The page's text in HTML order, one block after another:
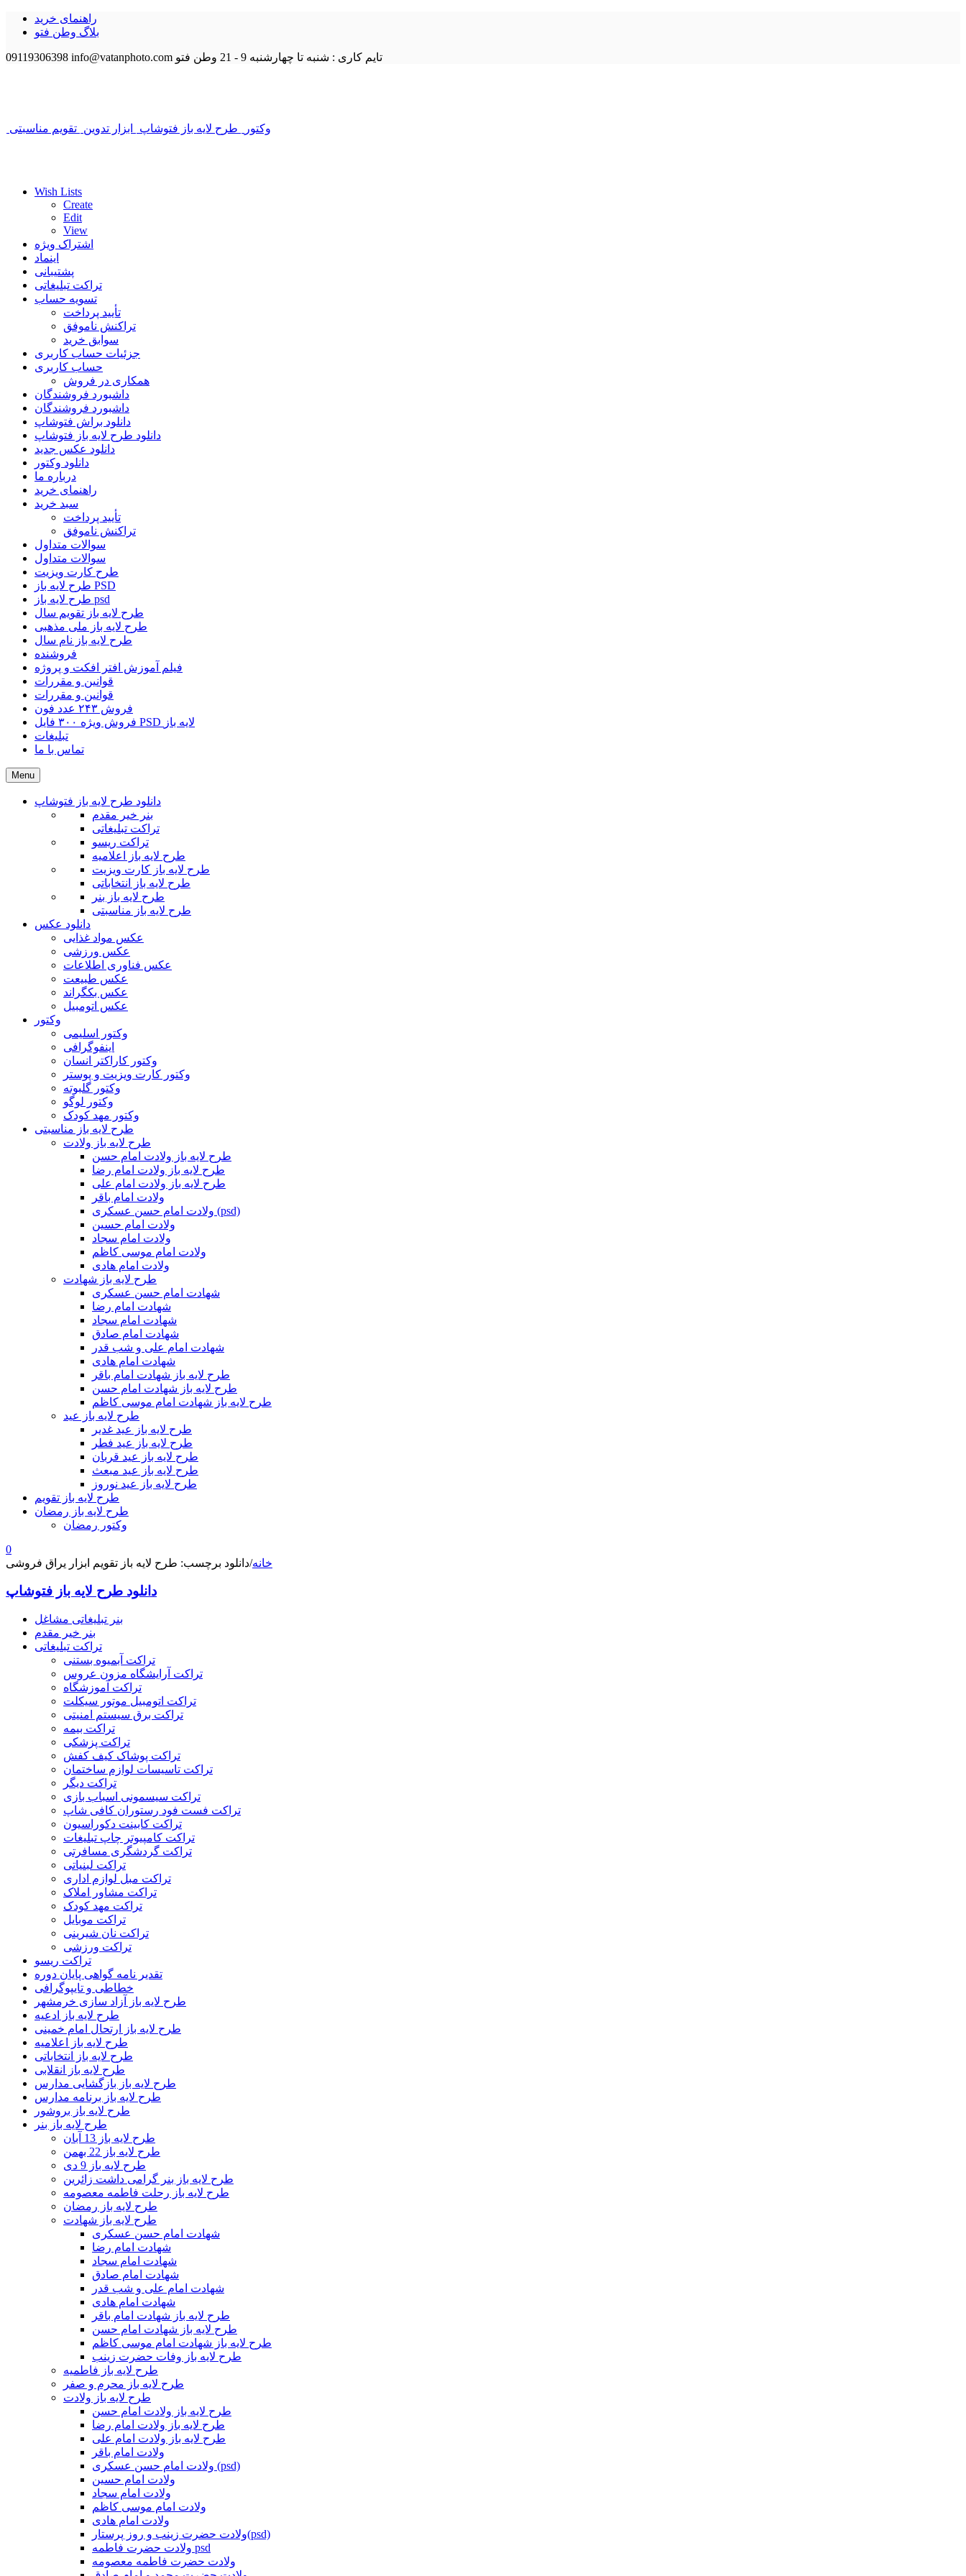
راهنمای خرید
بلاگ وطن فتو
09119306398 info@vatanphoto.com تایم کاری : شنبه تا چهارشنبه 9 - 21 وطن فتو
وکتور طرح لایه باز فتوشاپ ابزار تدوین تقویم مناسبتی
Wish Lists
Create
Edit
View
اشتراک ویژه
اینماد
پشتیبانی
تراکت تبلیغاتی
تسویه حساب
تأیید پرداخت
تراکنش ناموفق
سوابق خرید
جزئیات حساب کاربری
حساب کاربری
همکاری در فروش
داشبورد فروشندگان
داشبورد فروشندگان
دانلود براش فتوشاپ
دانلود طرح لایه باز فتوشاپ
دانلود عکس جدید
دانلود وکتور
درباره ما
راهنمای خرید
سبد خرید
تأیید پرداخت
تراکنش ناموفق
سوالات متداول
سوالات متداول
طرح کارت ویزیت
طرح لایه باز PSD
طرح لایه باز psd
طرح لایه باز تقویم سال
طرح لایه باز ملی مذهبی
طرح لایه باز نام سال
فروشنده
فیلم آموزش افتر افکت و پروژه
قوانین و مقررات
قوانین و مقررات
فروش ۲۴۳ عدد فون
فروش ویژه ۳۰۰ فایل PSD لایه باز
تبلیغات
تماس با ما
Menu
دانلود طرح لایه باز فتوشاپ
بنر خیر مقدم
تراکت تبلیغاتی
تراکت ریسو
طرح لایه باز اعلامیه
طرح لایه باز کارت ویزیت
طرح لایه باز انتخاباتی
طرح لایه باز بنر
طرح لایه باز مناسبتی
دانلود عکس
عکس مواد غذایی
عکس ورزشی
عکس فناوری اطلاعات
عکس طبیعت
عکس بکگراند
عکس اتومبیل
وکتور
وکتور اسلیمی
اینفوگرافی
وکتور کاراکتر انسان
وکتور کارت ویزیت و پوستر
وکتور گلبوته
وکتور لوگو
وکتور مهد کودک
طرح لایه باز مناسبتی
طرح لایه باز ولادت
طرح لایه باز ولادت امام حسن
طرح لایه باز ولادت امام رضا
طرح لایه باز ولادت امام علی
ولادت امام باقر
ولادت امام حسن عسکری (psd)
ولادت امام حسین
ولادت امام سجاد
ولادت امام موسی کاظم
ولادت امام هادی
طرح لایه باز شهادت
شهادت امام حسن عسکری
شهادت امام رضا
شهادت امام سجاد
شهادت امام صادق
شهادت امام علی و شب قدر
شهادت امام هادی
طرح لایه باز شهادت امام باقر
طرح لایه باز شهادت امام حسن
طرح لایه باز شهادت امام موسی کاظم
طرح لایه باز عید
طرح لایه باز عید غدیر
طرح لایه باز عید فطر
طرح لایه باز عید قربان
طرح لایه باز عید مبعث
طرح لایه باز عید نوروز
طرح لایه باز تقویم
طرح لایه باز رمضان
وکتور رمضان
0
خانه/دانلود برچسب: طرح لایه باز تقویم ابزار یراق فروشی
دانلود طرح لایه باز فتوشاپ
بنر تبلیغاتی مشاغل
بنر خیر مقدم
تراکت تبلیغاتی
تراکت آبمیوه بستنی
تراکت آرایشگاه مزون عروس
تراکت آموزشگاه
تراکت اتومبیل موتور سیکلت
تراکت برق سیستم امنیتی
تراکت بیمه
تراکت پزشکی
تراکت پوشاک کیف کفش
تراکت تاسیسات لوازم ساختمان
تراکت دیگر
تراکت سیسمونی اسباب بازی
تراکت فست فود رستوران کافی شاپ
تراکت کابینت دکوراسیون
تراکت کامپیوتر چاپ تبلیغات
تراکت گردشگری مسافرتی
تراکت لبنیاتی
تراکت مبل لوازم اداری
تراکت مشاور املاک
تراکت مهد کودک
تراکت موبایل
تراکت نان شیرینی
تراکت ورزشی
تراکت ریسو
تقدیر نامه گواهی پایان دوره
خطاطی و تایپوگرافی
طرح لایه باز آزاد سازی خرمشهر
طرح لایه باز ادعیه
طرح لایه باز ارتحال امام خمینی
طرح لایه باز اعلامیه
طرح لایه باز انتخاباتی
طرح لایه باز انقلابی
طرح لایه باز بازگشایی مدارس
طرح لایه باز برنامه مدارس
طرح لایه باز بروشور
طرح لایه باز بنر
طرح لایه باز 13 آبان
طرح لایه باز 22 بهمن
طرح لایه باز 9 دی
طرح لایه باز بنر گرامی داشت زائرین
طرح لایه باز رحلت فاطمه معصومه
طرح لایه باز رمضان
طرح لایه باز شهادت
شهادت امام حسن عسکری
شهادت امام رضا
شهادت امام سجاد
شهادت امام صادق
شهادت امام علی و شب قدر
شهادت امام هادی
طرح لایه باز شهادت امام باقر
طرح لایه باز شهادت امام حسن
طرح لایه باز شهادت امام موسی کاظم
طرح لایه باز وفات حضرت زینب
طرح لایه باز فاطمیه
طرح لایه باز محرم و صفر
طرح لایه باز ولادت
طرح لایه باز ولادت امام حسن
طرح لایه باز ولادت امام رضا
طرح لایه باز ولادت امام علی
ولادت امام باقر
ولادت امام حسن عسکری (psd)
ولادت امام حسین
ولادت امام سجاد
ولادت امام موسی کاظم
ولادت امام هادی
ولادت حضرت زینب و روز پرستار(psd)
ولادت حضرت فاطمه psd
ولادت حضرت فاطمه معصومه